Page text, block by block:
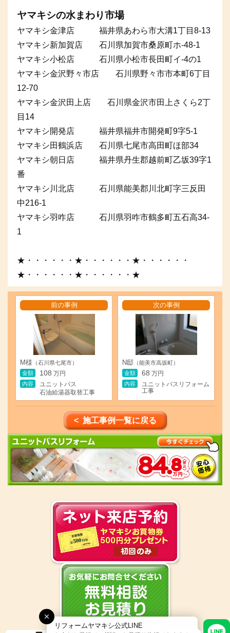
ヤマキシの水まわり市場
ヤマキシ金津店 福井県あわら市大溝1丁目8-13
ヤマキシ新加賀店 石川県加賀市桑原町ホ-48-1
ヤマキシ小松店 石川県小松市長田町イ-4の1
ヤマキシ金沢野々市店 石川県野々市市本町6丁目
12-70
ヤマキシ金沢田上店 石川県金沢市田上さくら2丁
目14
ヤマキシ開発店 福井県福井市開発町9字5-1
ヤマキシ田鶴浜店 石川県七尾市高田町ほ部34
ヤマキシ朝日店 福井県丹生郡越前町乙坂39字1
番
ヤマキシ川北店 石川県能美郡川北町字三反田
中216-1
ヤマキシ羽咋店 石川県羽咋市鶴多町五石高34-
1
★・・・・・・★・・・・・・★・・・・・・
★・・・・・・★・・・・・・★
前の事例
M様 （石川県七尾市）
金額
108 万円
内容
ユニットバス
石油給湯器取替工事
次の事例
N邸 （能美市高坂町）
金額
68 万円
内容
ユニットバスリフォーム
工事
< 施工事例一覧に戻る
リフォームヤマキシ公式LINE